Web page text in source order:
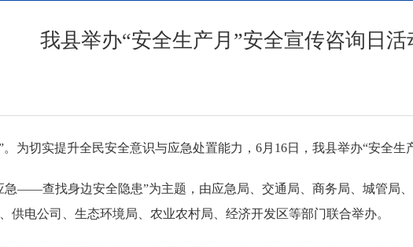
我县举办“安全生产月”安全宣传咨询日活
为切实提升全民安全意识与应急处置能力，6月16日，我县举办“安全生
急——查找身边安全隐患”为主题，由应急局、交通局、商务局、城管局
供电公司、生态环境局、农业农村局、经济开发区等部门联合举办。